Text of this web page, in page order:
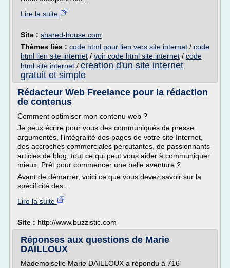
Lire la suite
Site : shared-house.com
Thèmes liés : code html pour lien vers site internet / code
html lien site internet / voir code html site internet / code
html site internet / creation d'un site internet
gratuit et simple
Rédacteur Web Freelance pour la rédaction
de contenus
Comment optimiser mon contenu web ?
Je peux écrire pour vous des communiqués de presse
argumentés, l'intégralité des pages de votre site Internet,
des accroches commerciales percutantes, de passionnants
articles de blog, tout ce qui peut vous aider à communiquer
mieux. Prêt pour commencer une belle aventure ?
Avant de démarrer, voici ce que vous devez savoir sur la
spécificité des...
Lire la suite
Site : http://www.buzzistic.com
Réponses aux questions de Marie
DAILLOUX
Mademoiselle Marie DAILLOUX a répondu à 716